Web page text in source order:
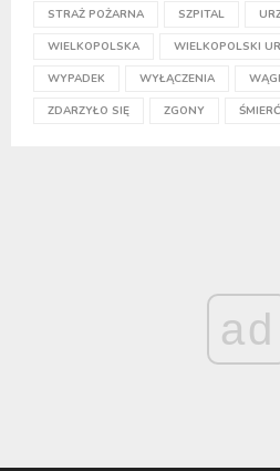
STRAŻ POŻARNA SZPITAL
WIELKOPOLSKA WIELKOPOLSKI
WYPADEK WYŁĄCZENIA
ZDARZYŁO SIĘ ZGONY ŚMIERĆ
ad